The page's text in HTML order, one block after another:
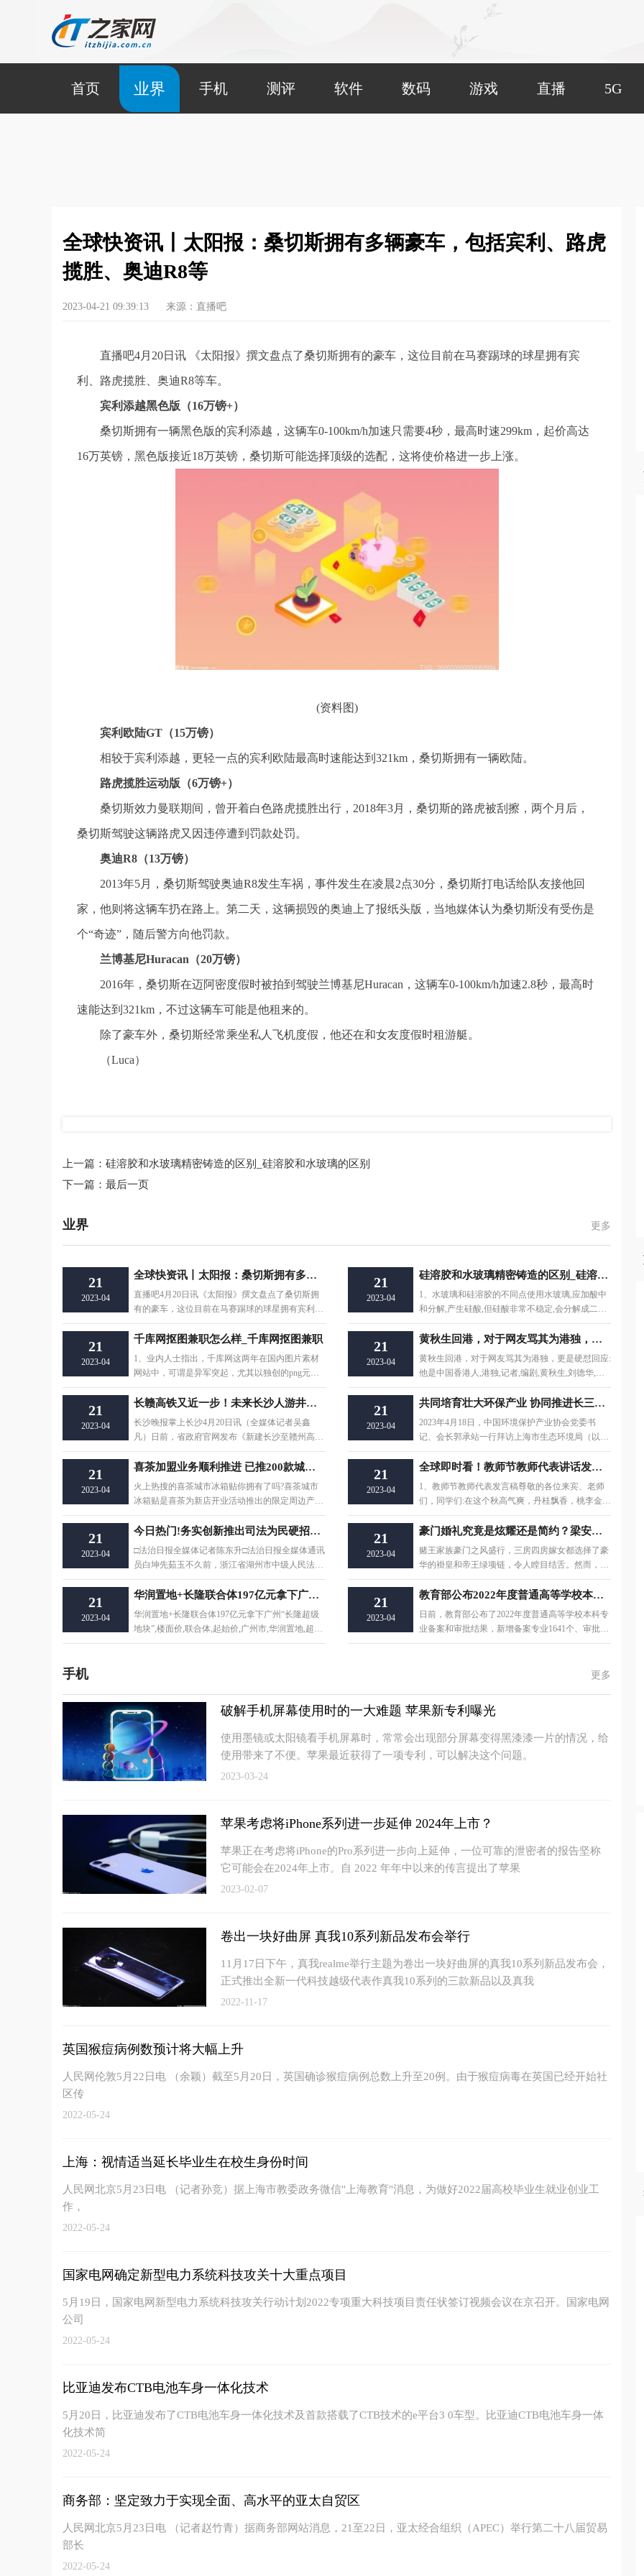
首页 业界 手机 测评 软件 数码 游戏 直播 5G
全球快资讯丨太阳报：桑切斯拥有多辆豪车，包括宾利、路虎
揽胜、奥迪R8等
2023-04-21 09:39:13 来源：直播吧
直播吧4月20日讯 《太阳报》撰文盘点了桑切斯拥有的豪车，这位目前在马赛踢球的球星拥有宾
利、路虎揽胜、奥迪R8等车。
宾利添越黑色版（16万镑+）
桑切斯拥有一辆黑色版的宾利添越，这辆车0-100km/h加速只需要4秒，最高时速299km，起价高达
16万英镑，黑色版接近18万英镑，桑切斯可能选择顶级的选配，这将使价格进一步上涨。
(资料图)
宾利欧陆GT（15万镑）
相较于宾利添越，更轻一点的宾利欧陆最高时速能达到321km，桑切斯拥有一辆欧陆。
路虎揽胜运动版（6万镑+）
桑切斯效力曼联期间，曾开着白色路虎揽胜出行，2018年3月，桑切斯的路虎被刮擦，两个月后，
桑切斯驾驶这辆路虎又因违停遭到罚款处罚。
奥迪R8（13万镑）
2013年5月，桑切斯驾驶奥迪R8发生车祸，事件发生在凌晨2点30分，桑切斯打电话给队友接他回
家，他则将这辆车扔在路上。第二天，这辆损毁的奥迪上了报纸头版，当地媒体认为桑切斯没有受伤是
个“奇迹”，随后警方向他罚款。
兰博基尼Huracan（20万镑）
2016年，桑切斯在迈阿密度假时被拍到驾驶兰博基尼Huracan，这辆车0-100km/h加速2.8秒，最高时
速能达到321km，不过这辆车可能是他租来的。
除了豪车外，桑切斯经常乘坐私人飞机度假，他还在和女友度假时租游艇。
（Luca）
上一篇： 硅溶胶和水玻璃精密铸造的区别_硅溶胶和水玻璃的区别
下一篇： 最后一页
业界 更多
21
2023-04
全球快资讯丨太阳报：桑切斯拥有多辆豪车，包括宾利、路虎揽胜、奥迪R8等
直播吧4月20日讯《太阳报》撰文盘点了桑切斯拥
有的豪车，这位目前在马赛踢球的球星拥有宾利、
路虎揽胜、奥
21
2023-04
硅溶胶和水玻璃精密铸造的区别_硅溶胶和水玻璃的区别
1、水玻璃和硅溶胶的不同点使用水玻璃,应加酸中
和分解,产生硅酸,但硅酸非常不稳定,会分解成二氧
化硅和水,而
21
2023-04
千库网抠图兼职怎么样_千库网抠图兼职
1、业内人士指出，千库网这两年在国内图片素材
网站中，可谓是异军突起，尤其以独创的png元素
概念闻名业界。
21
2023-04
黄秋生回港，对于网友骂其为港独，更是硬怼回应:他是中国香港人
黄秋生回港，对于网友骂其为港独，更是硬怼回应:
他是中国香港人,港独,记者,编剧,黄秋生,刘德华,刘
青云,杨紫
21
2023-04
长赣高铁又近一步！未来长沙人游井冈山可高铁直达-环球即时看
长沙晚报掌上长沙4月20日讯（全媒体记者吴鑫
凡）日前，省政府官网发布《新建长沙至赣州高速
铁路环境影响评
21
2023-04
共同培育壮大环保产业 协同推进长三角高质量发展——郭承站会长一行与上海市生态环境局党组书记、副局长唐家富座谈 当前热门
2023年4月18日，中国环境保护产业协会党委书
记、会长郭承站一行拜访上海市生态环境局（以下
简称上海局）。
21
2023-04
喜茶加盟业务顺利推进 已推200款城市冰箱贴周边
火上热搜的喜茶城市冰箱贴你拥有了吗?喜茶城市
冰箱贴是喜茶为新店开业活动推出的限定周边产品,
2022年7月随
21
2023-04
全球即时看！教师节教师代表讲话发言稿_求教师节教师代表讲话稿
1、教师节教师代表发言稿尊敬的各位来宾、老师
们，同学们:在这个秋高气爽，丹桂飘香，桃李金黄
的九月，我们
21
2023-04
今日热门!务实创新推出司法为民硬招实招新招
□法治日报全媒体记者陈东升□法治日报全媒体通讯
员白坤先茹玉不久前，浙江省湖州市中级人民法院
被最高人民
21
2023-04
豪门婚礼究竟是炫耀还是简约？梁安琪项链价值两亿，壕气冲天！ 热点
赌王家族豪门之风盛行，三房四房嫁女都选择了豪
华的褂皇和帝王绿项链，令人瞠目结舌。然而，在
今天这个精神
21
2023-04
华润置地+长隆联合体197亿元拿下广州“长隆超级地块”
华润置地+长隆联合体197亿元拿下广州“长隆超级
地块”,楼面价,联合体,起始价,广州市,华润置地,超级
地块,住
21
2023-04
教育部公布2022年度普通高等学校本科专业备案和审批结果
日前，教育部公布了2022年度普通高等学校本科专
业备案和审批结果，新增备案专业1641个、审批专
业176个（含1
手机 更多
破解手机屏幕使用时的一大难题 苹果新专利曝光
使用墨镜或太阳镜看手机屏幕时，常常会出现部分屏幕变得黑漆漆一片的情况，给
使用带来了不便。苹果最近获得了一项专利，可以解决这个问题。
2023-03-24
苹果考虑将iPhone系列进一步延伸 2024年上市？
苹果正在考虑将iPhone的Pro系列进一步向上延伸，一位可靠的泄密者的报告坚称
它可能会在2024年上市。自 2022 年年中以来的传言提出了苹果
2023-02-07
卷出一块好曲屏 真我10系列新品发布会举行
11月17日下午，真我realme举行主题为卷出一块好曲屏的真我10系列新品发布会，
正式推出全新一代科技越级代表作真我10系列的三款新品以及真我
2022-11-17
英国猴痘病例数预计将大幅上升
人民网伦敦5月22日电 （余颖）截至5月20日，英国确诊猴痘病例总数上升至20例。由于猴痘病毒在英国已经开始社
区传
2022-05-24
上海：视情适当延长毕业生在校生身份时间
人民网北京5月23日电 （记者孙竞）据上海市教委政务微信"上海教育"消息，为做好2022届高校毕业生就业创业工
作，
2022-05-24
国家电网确定新型电力系统科技攻关十大重点项目
5月19日，国家电网新型电力系统科技攻关行动计划2022专项重大科技项目责任状签订视频会议在京召开。国家电网
公司
2022-05-24
比亚迪发布CTB电池车身一体化技术
5月20日，比亚迪发布了CTB电池车身一体化技术及首款搭载了CTB技术的e平台3 0车型。比亚迪CTB电池车身一体
化技术简
2022-05-24
商务部：坚定致力于实现全面、高水平的亚太自贸区
人民网北京5月23日电 （记者赵竹青）据商务部网站消息，21至22日，亚太经合组织（APEC）举行第二十八届贸易
部长
2022-05-24